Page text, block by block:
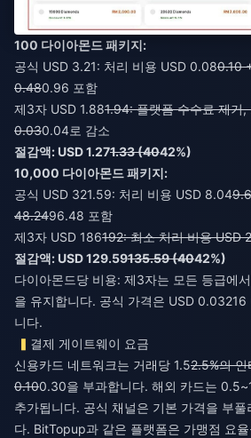
100 다이아몬드 패키지:
공식 USD 3.21: 처리 비용 USD 0.080.10
0.480.96 포함
제3자 USD 1.881.94: 플랫폼 수수료 제거,
0.030.04로 감소
절감액: USD 1.271.33 (4042%)
10,000 다이아몬드 패키지:
공식 USD 321.59: 처리 비용 USD 8.04
48.2496.48 포함
제3자 USD 186192: 최소 처리 비용 USD
절감액: USD 129.59135.59 (4042%)
다이아몬드당 비용: 제3자는 모든 등급에
을 유지합니다. 공식 가격은 USD 0.03216
니다.
결제 게이트웨이 요금
신용카드 네트워크는 거래당 1.52.5%의 인
0.100.30을 부과합니다. 해외 카드는
추가됩니다. 공식 채널은 기본 가격을 부풀
다. BitTopup과 같은 플랫폼은 가맹점 요